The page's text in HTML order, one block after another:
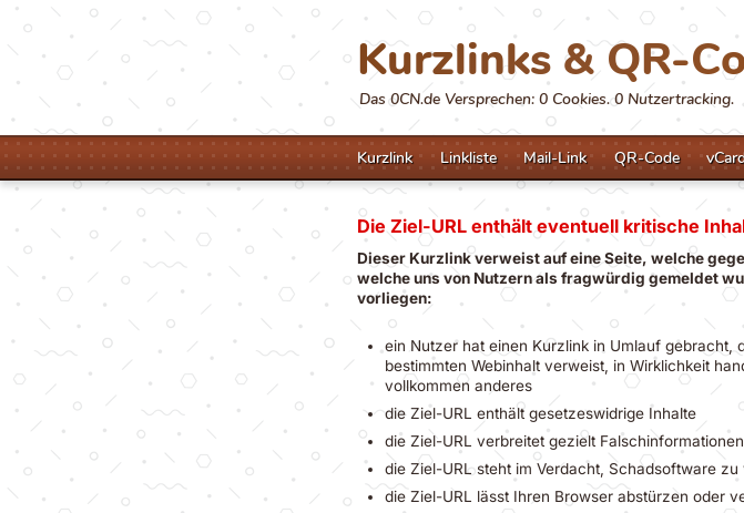
Kurzlinks & QR-
Das 0CN.de Versprechen: 0 Cookies. 0 Nutzertracking.
Kurzlink Linkliste Mail-Link QR-Code
Die Ziel-URL enthält eventuell kritische
Dieser Kurzlink verweist auf eine Seite, welche
welche uns von Nutzern als fragwürdig gemeldet
vorliegen:
ein Nutzer hat einen Kurzlink in Umlauf gebracht,
bestimmten Webinhalt verweist, in Wirklichkeit
vollkommen anderes
die Ziel-URL enthält gesetzeswidrige Inhalte
die Ziel-URL verbreitet gezielt Falschinformationen
die Ziel-URL steht im Verdacht, Schadsoftware zu
die Ziel-URL lässt Ihren Browser abstürzen oder